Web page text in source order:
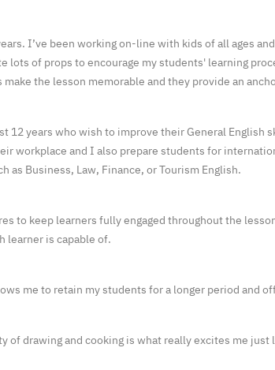
I’ve been working on-line with kids of all ages
of props to encourage my students' learning
the lesson memorable and they provide an
12 years who wish to improve their General English
and I also prepare students for
as Business, Law, Finance, or Tourism English.
to keep learners fully engaged throughout the
learner is capable of.
me to retain my students for a longer period and
drawing and cooking is what really excites me just